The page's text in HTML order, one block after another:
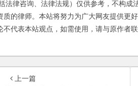
咨询、法律法规）仅供参考，不构成
质的律师。本站将努力为广大网友提供更
代表本站观点，如需使用，请与原作者
上一篇